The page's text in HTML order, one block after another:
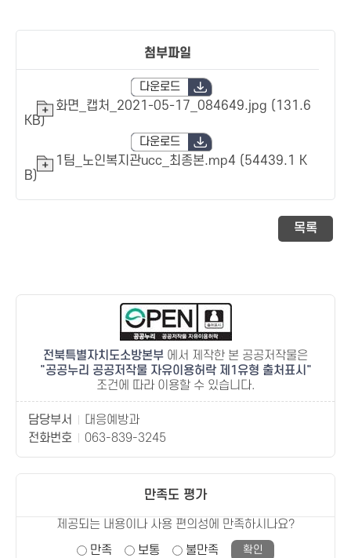
첨부파일
다운로드
화면_캡처_2021-05-17_084649.jpg (131.6
KB)
다운로드
1팀_노인복지관ucc_최종본.mp4 (54439.1 K
B)
목록
전북특별자치도소방본부 에서 제작한 본 공공저작물은
공공누리 공공저작물 자유이용허락 제1유형 출처표시
조건에 따라 이용할 수 있습니다.
담당부서
대응예방과
전화번호
063-839-3245
만족도 평가
제공되는 내용이나 사용 편의성에 만족하시나요?
만족
보통 불만족